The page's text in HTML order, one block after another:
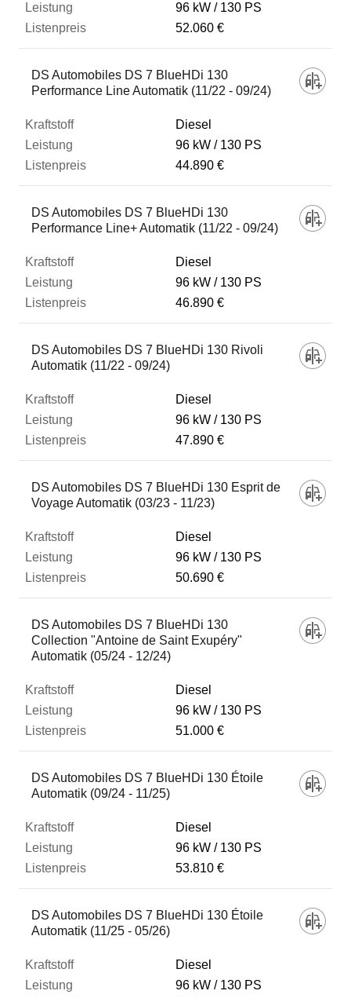
96 kW
130 PS
52.060 €
DS Automobiles DS 7 BlueHDi 130
Performance Line Automatik (11/22 - 09/24)
Diesel
96 kW
130 PS
44.890 €
DS Automobiles DS 7 BlueHDi 130
Performance Line+ Automatik (11/22 - 09/24)
Diesel
96 kW
130 PS
46.890 €
DS Automobiles DS 7 BlueHDi 130 Rivoli
Automatik (11/22 - 09/24)
Diesel
96 kW
130 PS
47.890 €
DS Automobiles DS 7 BlueHDi 130 Esprit de
Voyage Automatik (03/23 - 11/23)
Diesel
96 kW
130 PS
50.690 €
DS Automobiles DS 7 BlueHDi 130
Collection "Antoine de Saint Exupéry"
Automatik (05/24 - 12/24)
Diesel
96 kW
130 PS
51.000 €
DS Automobiles DS 7 BlueHDi 130 Étoile
Automatik (09/24 - 11/25)
Diesel
96 kW
130 PS
53.810 €
DS Automobiles DS 7 BlueHDi 130 Étoile
Automatik (11/25 - 05/26)
Diesel
96 kW
130 PS